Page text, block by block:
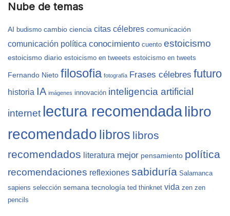
Nube de temas
AI budismo cambio ciencia citas célebres comunicación
comunicación política conocimiento cuento estoicismo
estoicismo diario estoicismo en tweeets estoicismo en tweets
Fernando Nieto filosofia fotografía Frases célebres futuro
historia IA imágenes innovación inteligencia artificial
internet lectura recomendadalibro
recomendado libros libros
recomendados literatura mejor pensamiento política
recomendaciones reflexiones sabiduría Salamanca
sapiens selección semana tecnología ted thinknet vida zen zen
pencils